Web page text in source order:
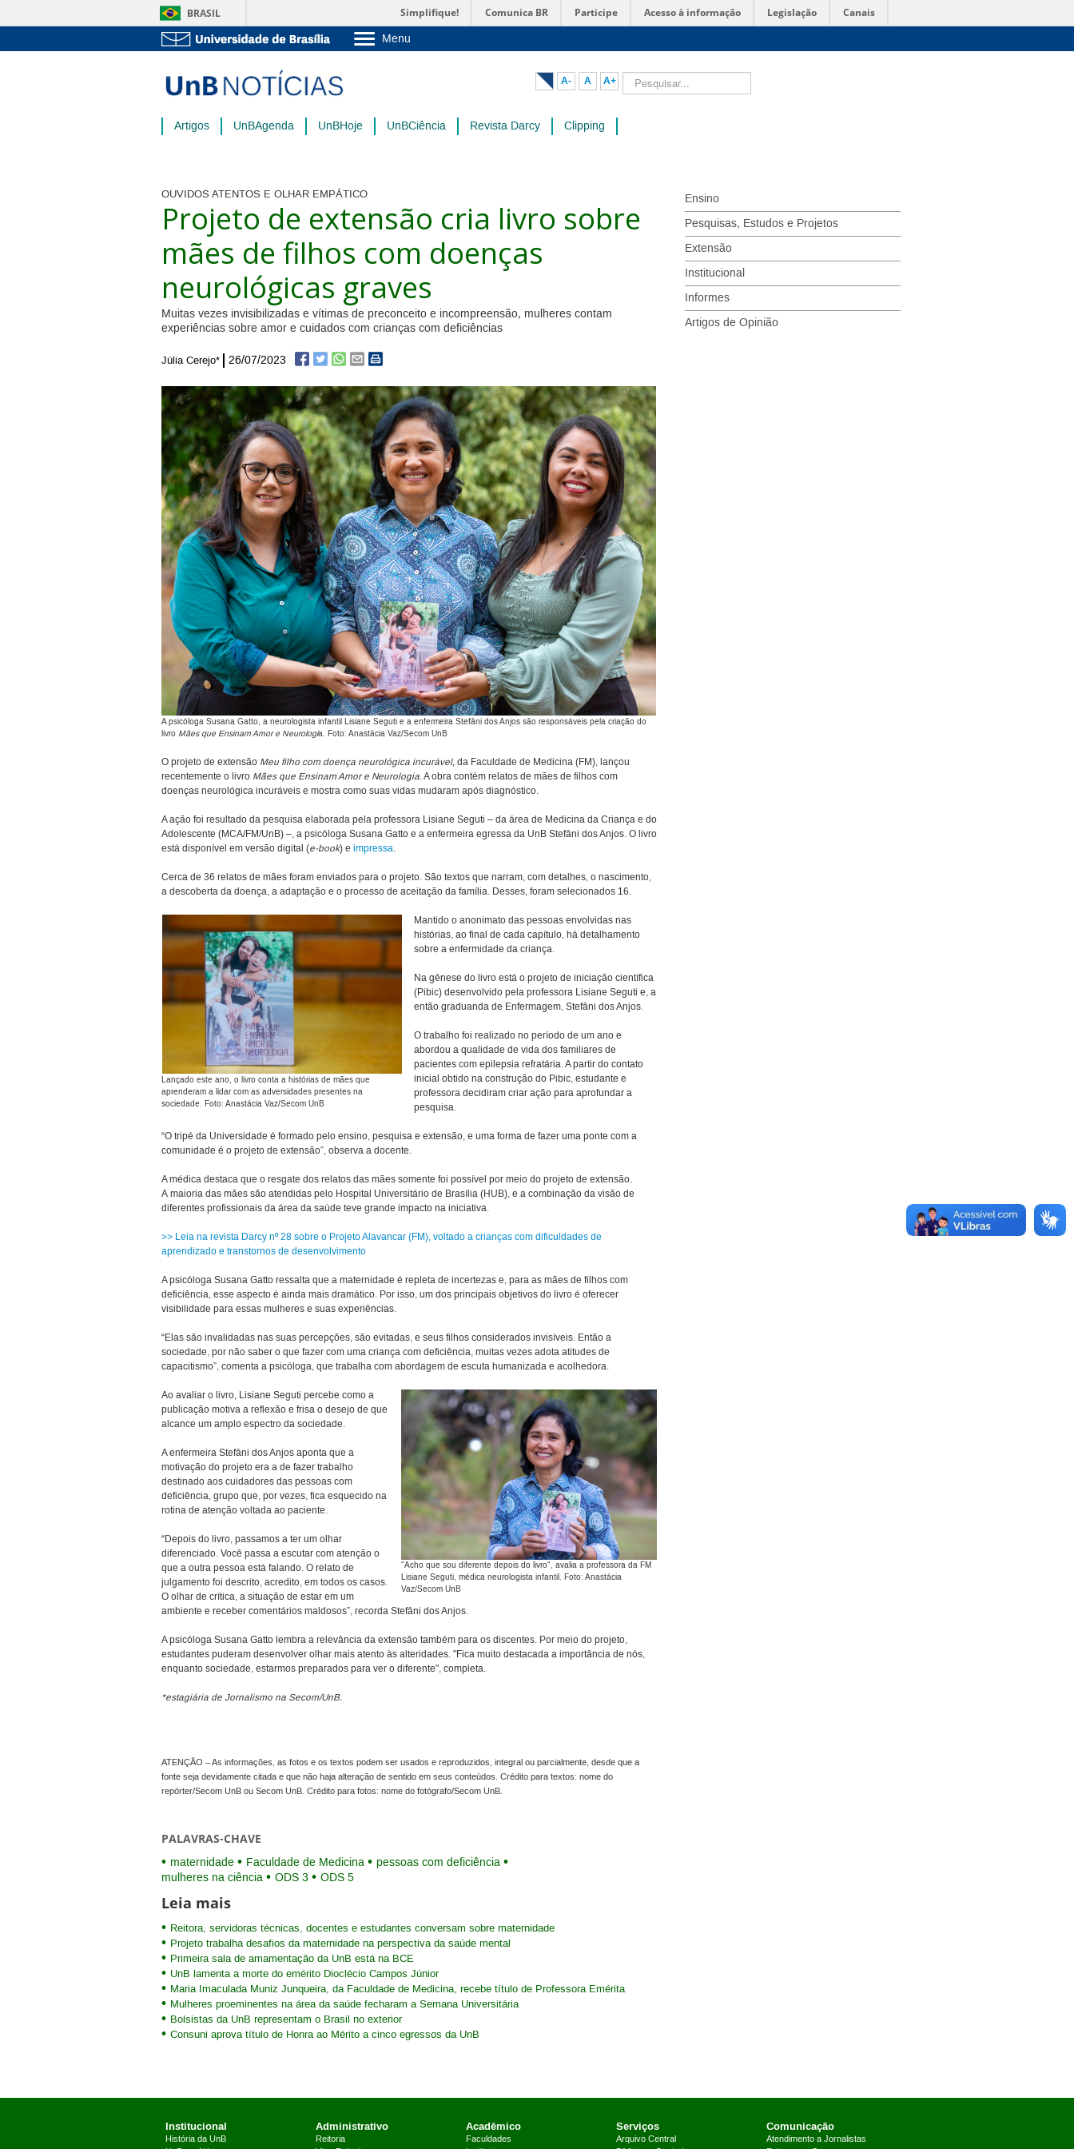
BRASIL Simplifique! Comunica BR Participe Acesso à informação Legislação Canais
Menu
Pós-Graduação
Administração
A- A A+ Pesquisar...
Artigos UnBAgenda UnBHoje UnBCiência Revista Darcy Clipping
OUVIDOS ATENTOS E OLHAR EMPÁTICO
Projeto de extensão cria livro sobre
mães de filhos com doenças
neurológicas graves
Muitas vezes invisibilizadas e vítimas de preconceito e incompreensão, mulheres contam
experiências sobre amor e cuidados com crianças com deficiências
Júlia Cerejo* 26/07/2023
A psicóloga Susana Gatto, a neurologista infantil Lisiane Seguti e a enfermeira Stefâni dos Anjos são responsáveis pela criação do
livro Mães que Ensinam Amor e Neurologia. Foto: Anastácia Vaz/Secom UnB
O projeto de extensão Meu filho com doença neurológica incurável, da Faculdade de Medicina (FM), lançou
recentemente o livro Mães que Ensinam Amor e Neurologia. A obra contém relatos de mães de filhos com
doenças neurológica incuráveis e mostra como suas vidas mudaram após diagnóstico.
A ação foi resultado da pesquisa elaborada pela professora Lisiane Seguti – da área de Medicina da Criança e do
Adolescente (MCA/FM/UnB) –, a psicóloga Susana Gatto e a enfermeira egressa da UnB Stefâni dos Anjos. O livro
está disponível em versão digital (e-book) e impressa.
Cerca de 36 relatos de mães foram enviados para o projeto. São textos que narram, com detalhes, o nascimento,
a descoberta da doença, a adaptação e o processo de aceitação da família. Desses, foram selecionados 16.
Lançado este ano, o livro conta a histórias de mães que
aprenderam a lidar com as adversidades presentes na
sociedade. Foto: Anastácia Vaz/Secom UnB
Mantido o anonimato das pessoas envolvidas nas
histórias, ao final de cada capítulo, há detalhamento
sobre a enfermidade da criança.
Na gênese do livro está o projeto de iniciação científica
(Pibic) desenvolvido pela professora Lisiane Seguti e, a
então graduanda de Enfermagem, Stefâni dos Anjos.
O trabalho foi realizado no período de um ano e
abordou a qualidade de vida dos familiares de
pacientes com epilepsia refratária. A partir do contato
inicial obtido na construção do Pibic, estudante e
professora decidiram criar ação para aprofundar a
pesquisa.
“O tripé da Universidade é formado pelo ensino, pesquisa e extensão, e uma forma de fazer uma ponte com a
comunidade é o projeto de extensão”, observa a docente.
A médica destaca que o resgate dos relatos das mães somente foi possível por meio do projeto de extensão.
A maioria das mães são atendidas pelo Hospital Universitário de Brasília (HUB), e a combinação da visão de
diferentes profissionais da área da saúde teve grande impacto na iniciativa.
>> Leia na revista Darcy nº 28 sobre o Projeto Alavancar (FM), voltado a crianças com dificuldades de
aprendizado e transtornos de desenvolvimento
A psicóloga Susana Gatto ressalta que a maternidade é repleta de incertezas e, para as mães de filhos com
deficiência, esse aspecto é ainda mais dramático. Por isso, um dos principais objetivos do livro é oferecer
visibilidade para essas mulheres e suas experiências.
“Elas são invalidadas nas suas percepções, são evitadas, e seus filhos considerados invisíveis. Então a
sociedade, por não saber o que fazer com uma criança com deficiência, muitas vezes adota atitudes de
capacitismo”, comenta a psicóloga, que trabalha com abordagem de escuta humanizada e acolhedora.
"Acho que sou diferente depois do livro", avalia a professora da FM
Lisiane Seguti, médica neurologista infantil. Foto: Anastácia
Vaz/Secom UnB
Ao avaliar o livro, Lisiane Seguti percebe como a
publicação motiva a reflexão e frisa o desejo de que
alcance um amplo espectro da sociedade.
A enfermeira Stefâni dos Anjos aponta que a
motivação do projeto era a de fazer trabalho
destinado aos cuidadores das pessoas com
deficiência, grupo que, por vezes, fica esquecido na
rotina de atenção voltada ao paciente.
“Depois do livro, passamos a ter um olhar
diferenciado. Você passa a escutar com atenção o
que a outra pessoa está falando. O relato de
julgamento foi descrito, acredito, em todos os casos.
O olhar de crítica, a situação de estar em um
ambiente e receber comentários maldosos”, recorda Stefâni dos Anjos.
A psicóloga Susana Gatto lembra a relevância da extensão também para os discentes. Por meio do projeto,
estudantes puderam desenvolver olhar mais atento às alteridades. "Fica muito destacada a importância de nós,
enquanto sociedade, estarmos preparados para ver o diferente", completa.
*estagiária de Jornalismo na Secom/UnB.
ATENÇÃO – As informações, as fotos e os textos podem ser usados e reproduzidos, integral ou parcialmente, desde que a
fonte seja devidamente citada e que não haja alteração de sentido em seus conteúdos. Crédito para textos: nome do
repórter/Secom UnB ou Secom UnB. Crédito para fotos: nome do fotógrafo/Secom UnB.
PALAVRAS-CHAVE
maternidade Faculdade de Medicina
pessoas com deficiência
mulheres na ciência
ODS 3 ODS 5
Leia mais
Reitora, servidoras técnicas, docentes e estudantes conversam sobre maternidade
Projeto trabalha desafios da maternidade na perspectiva da saúde mental
Primeira sala de amamentação da UnB está na BCE
UnB lamenta a morte do emérito Dioclécio Campos Júnior
Maria Imaculada Muniz Junqueira, da Faculdade de Medicina, recebe título de Professora Emérita
Mulheres proeminentes na área da saúde fecharam a Semana Universitária
Bolsistas da UnB representam o Brasil no exterior
Consuni aprova título de Honra ao Mérito a cinco egressos da UnB
Ensino
Pesquisas, Estudos e Projetos
Extensão
Institucional
Informes
Artigos de Opinião
Institucional
História da UnB
Administrativo
Reitoria
Acadêmico
Faculdades
Serviços
Arquivo Central
Comunicação
Atendimento a Jornalistas